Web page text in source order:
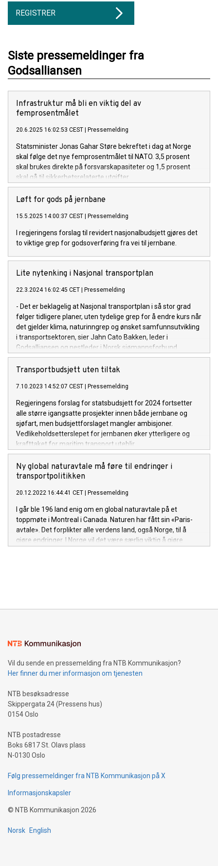
REGISTRER
Siste pressemeldinger fra
Godsalliansen
Infrastruktur må bli en viktig del av
femprosentmålet
20.6.2025 16:02:53 CEST | Pressemelding
Statsminister Jonas Gahar Støre bekreftet i dag at Norge
skal følge det nye femprosentmålet til NATO. 3,5 prosent
skal brukes direkte på forsvarskapasiteter og 1,5 prosent
skal gå til sikkerhetsrelaterte utgifter.
Løft for gods på jernbane
15.5.2025 14:00:37 CEST | Pressemelding
I regjeringens forslag til revidert nasjonalbudsjett gjøres det
to viktige grep for godsoverføring fra vei til jernbane.
Lite nytenking i Nasjonal transportplan
22.3.2024 16:02:45 CET | Pressemelding
- Det er beklagelig at Nasjonal transportplan i så stor grad
følger tidligere planer, uten tydelige grep for å endre kurs når
det gjelder klima, naturinngrep og ønsket samfunnsutvikling
i transportsektoren, sier Jahn Cato Bakken, leder i
Godsalliansen og nestleder i Norsk sjømannsforbund.
Transportbudsjett uten tiltak
7.10.2023 14:52:07 CEST | Pressemelding
Regjeringens forslag for statsbudsjett for 2024 fortsetter
alle større igangsatte prosjekter innen både jernbane og
sjøfart, men budsjettforslaget mangler ambisjoner.
Vedlikeholdsetterslepet for jernbanen øker ytterligere og
krafttaket for maritim transport uteblir.
Ny global naturavtale må føre til endringer i
transportpolitikken
20.12.2022 16:44:41 CET | Pressemelding
I går ble 196 land enig om en global naturavtale på et
toppmøte i Montreal i Canada. Naturen har fått sin «Paris-
avtale». Det forplikter alle verdens land, også Norge, til å
gjøre endringer. I Norge vil det være særlig viktig å gjøre
Vil du sende en pressemelding fra NTB Kommunikasjon?
Her finner du mer informasjon om tjenesten
NTB besøksadresse
Skippergata 24 (Pressens hus)
0154 Oslo
NTB postadresse
Boks 6817 St. Olavs plass
N-0130 Oslo
Følg pressemeldinger fra NTB Kommunikasjon på X
Informasjonskapsler
© NTB Kommunikasjon 2026
Norsk English